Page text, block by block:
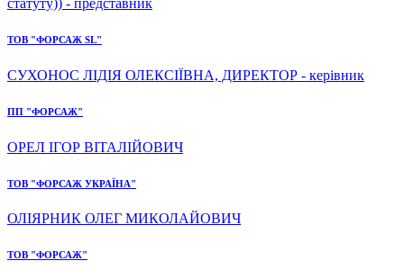
ТОВ "ФОРСАЖ SL"
СУХОНОС ЛІДІЯ ОЛЕКСІЇВНА, ДИРЕКТОР - керівник
ПП "ФОРСАЖ"
ОРЕЛ ІГОР ВІТАЛІЙОВИЧ
ТОВ "ФОРСАЖ УКРАЇНА"
ОЛІЯРНИК ОЛЕГ МИКОЛАЙОВИЧ
ТОВ "ФОРСАЖ"